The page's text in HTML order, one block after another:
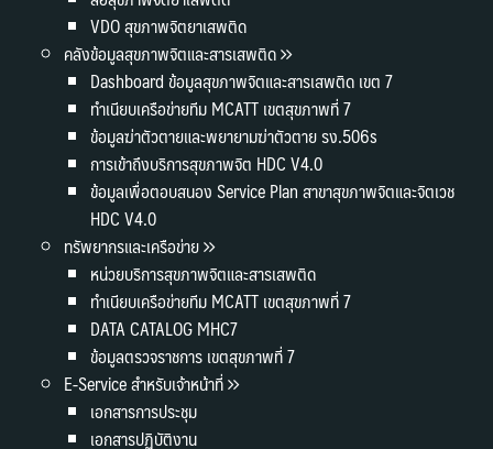
VDO สุขภาพจิตยาเสพติด
คลังข้อมูลสุขภาพจิตและสารเสพติด
Dashboard ข้อมูลสุขภาพจิตและสารเสพติด เขต 7
ทำเนียบเครือข่ายทีม MCATT เขตสุขภาพที่ 7
ข้อมูลฆ่าตัวตายและพยายามฆ่าตัวตาย รง.506s
การเข้าถึงบริการสุขภาพจิต HDC V4.0
ข้อมูลเพื่อตอบสนอง Service Plan สาขาสุขภาพจิตและจิตเวช
HDC V4.0
ทรัพยากรและเครือข่าย
หน่วยบริการสุขภาพจิตและสารเสพติด
ทำเนียบเครือข่ายทีม MCATT เขตสุขภาพที่ 7
DATA CATALOG MHC7
ข้อมูลตรวจราชการ เขตสุขภาพที่ 7
E-Service สำหรับเจ้าหน้าที่
เอกสารการประชุม
เอกสารปฏิบัติงาน